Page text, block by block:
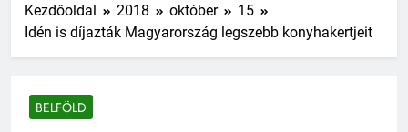
Kezdőoldal 2018 október
15
Idén is díjazták Magyarország legszebb konyhakertjeit
BELFÖLD